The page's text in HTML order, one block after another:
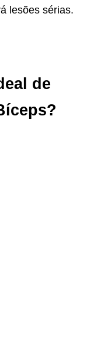
lesões sérias.
de